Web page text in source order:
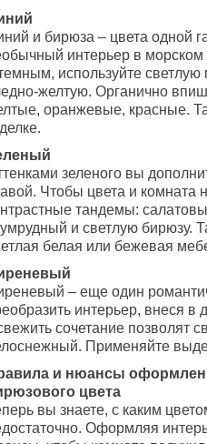
и бирюза – цвета одной
интерьер в
используйте
желтую. Органично
оранжевые, красные.
зеленого вы
Чтобы цвета и комната
тандемы:
и светлую бирюзу.
белая или бежевая
– еще один
интерьер, внеся в
сочетание позволят
Применяйте
и нюансы
цвета
вы знаете, с каким
Оформляя